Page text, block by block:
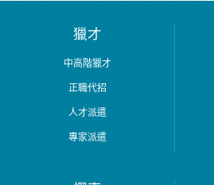
獵才
中高階獵才
正職代招
人才派遣
專家派遣